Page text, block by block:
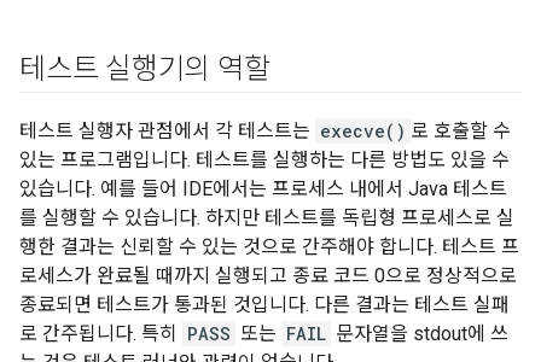
테스트 실행기의 역할
테스트 실행자 관점에서 각 테스트는 execve() 로 호출할 수
있는 프로그램입니다. 테스트를 실행하는 다른 방법도 있을 수
있습니다. 예를 들어 IDE에서는 프로세스 내에서 Java 테스트
를 실행할 수 있습니다. 하지만 테스트를 독립형 프로세스로 실
행한 결과는 신뢰할 수 있는 것으로 간주해야 합니다. 테스트 프
로세스가 완료될 때까지 실행되고 종료 코드 0으로 정상적으로
종료되면 테스트가 통과된 것입니다. 다른 결과는 테스트 실패
로 간주됩니다. 특히
PASS 또는 FAIL 문자열을 stdout에 쓰